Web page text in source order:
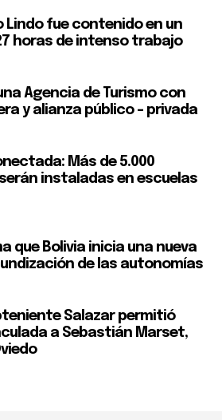
Lindo fue contenido en un
horas de intenso trabajo
Agencia de Turismo con
y alianza público – privada
Más de 5.000
instaladas en escuelas
que Bolivia inicia una nueva
de las autonomías
Salazar permitió
a Sebastián Marset,